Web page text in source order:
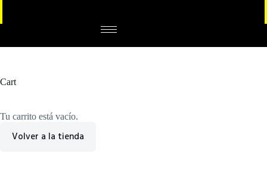
Cart
Tu carrito está vacío.
Volver a la tienda